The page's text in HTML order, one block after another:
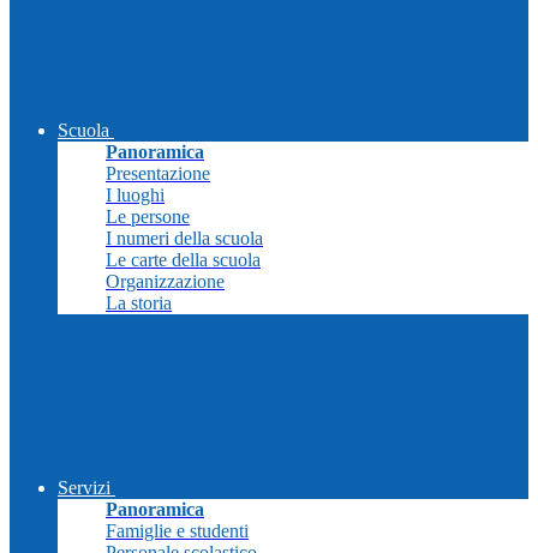
Scuola
Panoramica
Presentazione
I luoghi
Le persone
I numeri della scuola
Le carte della scuola
Organizzazione
La storia
Servizi
Panoramica
Famiglie e studenti